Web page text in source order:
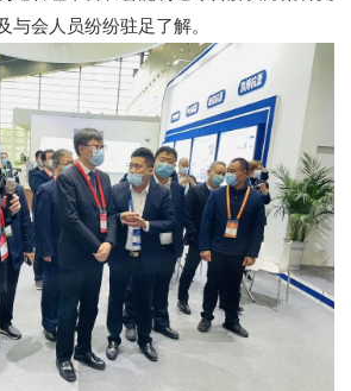
与会人员纷纷驻足了解。